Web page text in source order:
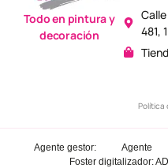
481,
Política
Todo en pintura y
decoración
Agente
digitalizador:
Agente gestor:
Foster